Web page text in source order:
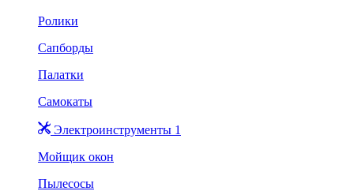
Ролики
Сапборды
Палатки
Самокаты
Электроинструменты 1
Мойщик окон
Пылесосы